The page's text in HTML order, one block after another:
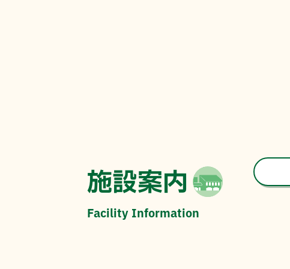
施設案内
Facility Information